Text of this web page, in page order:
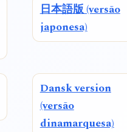
日本語版 (versão
japonesa)
Dansk version
(versão
dinamarquesa)